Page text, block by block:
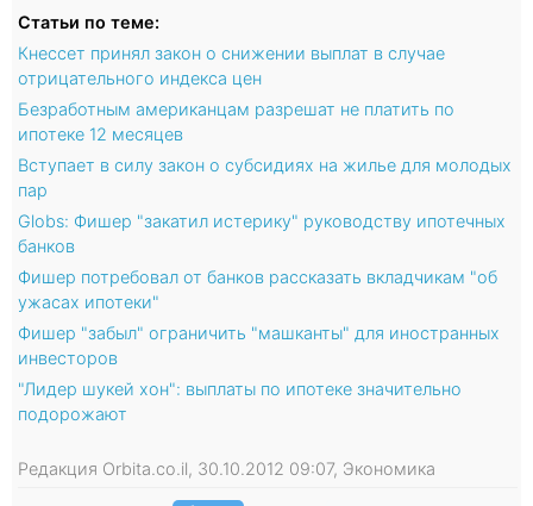
Статьи по теме:
Кнессет принял закон о снижении выплат в случае
отрицательного индекса цен
Безработным американцам разрешат не платить по
ипотеке 12 месяцев
Вступает в силу закон о субсидиях на жилье для молодых
пар
Globs: Фишер "закатил истерику" руководству ипотечных
банков
Фишер потребовал от банков рассказать вкладчикам "об
ужасах ипотеки"
Фишер "забыл" ограничить "машканты" для иностранных
инвесторов
"Лидер шукей хон": выплаты по ипотеке значительно
подорожают
Редакция Orbita.co.il, 30.10.2012 09:07, Экономика